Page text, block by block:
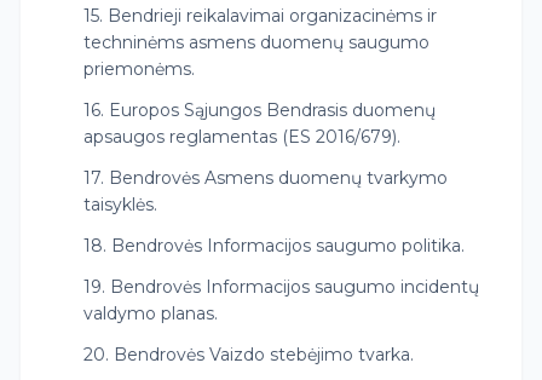
15. Bendrieji reikalavimai organizacinėms ir
techninėms asmens duomenų saugumo
priemonėms.
16. Europos Sąjungos Bendrasis duomenų
apsaugos reglamentas (ES 2016/679).
17. Bendrovės Asmens duomenų tvarkymo
taisyklės.
18. Bendrovės Informacijos saugumo politika.
19. Bendrovės Informacijos saugumo incidentų
valdymo planas.
20. Bendrovės Vaizdo stebėjimo tvarka.